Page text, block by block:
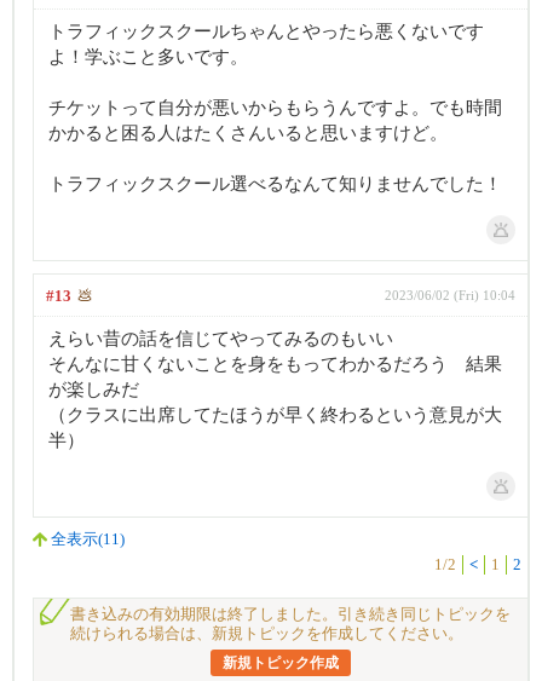
トラフィックスクールちゃんとやったら悪くないです
よ！学ぶこと多いです。
チケットって自分が悪いからもらうんですよ。でも時間
かかると困る人はたくさんいると思いますけど。
トラフィックスクール選べるなんて知りませんでした！
#13 💩 2023/06/02 (Fri) 10:04
えらい昔の話を信じてやってみるのもいい
そんなに甘くないことを身をもってわかるだろう 結果
が楽しみだ
（クラスに出席してたほうが早く終わるという意見が大
半）
全表示(11)
1/2
< 1 2
書き込みの有効期限は終了しました。引き続き同じトピックを
続けられる場合は、新規トピックを作成してください。
新規トピック作成